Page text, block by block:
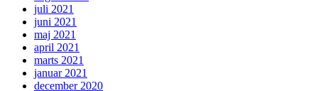
juli 2021
juni 2021
maj 2021
april 2021
marts 2021
januar 2021
december 2020